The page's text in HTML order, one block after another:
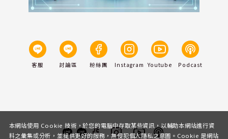
客服 討論區 粉絲團 Instagram Youtube Podcast
本網站使用 Cookie 技術，於您的電腦中存取某些資訊，以輔助本網站進行資
料之彙集或分析，並提供更好的服務，無侵犯個人隱私之意圖。Cookie 是網站